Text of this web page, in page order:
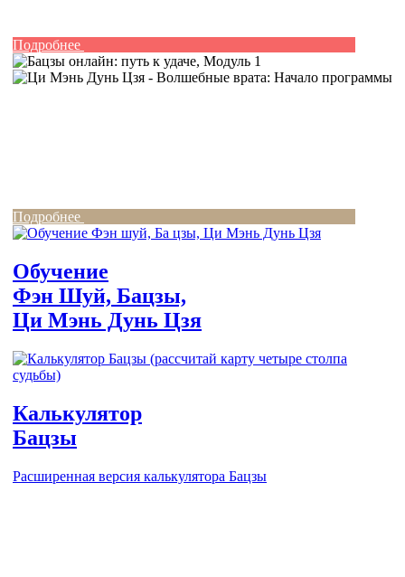
Подробнее
Подробнее
Обучение
Фэн Шуй, Бацзы,
Ци Мэнь Дунь Цзя
Калькулятор
Бацзы
Расширенная версия калькулятора Бацзы